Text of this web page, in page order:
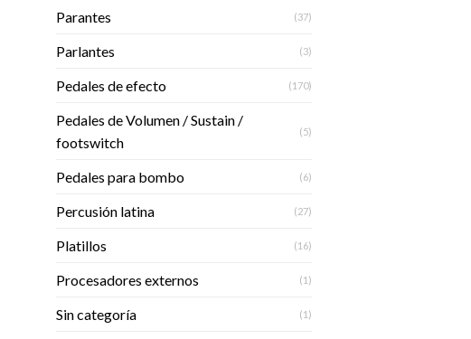
Parantes (37)
Parlantes (3)
Pedales de efecto (170)
Pedales de Volumen / Sustain /
footswitch
(5)
Pedales para bombo (6)
Percusión latina (27)
Platillos (16)
Procesadores externos (1)
Sin categoría (1)